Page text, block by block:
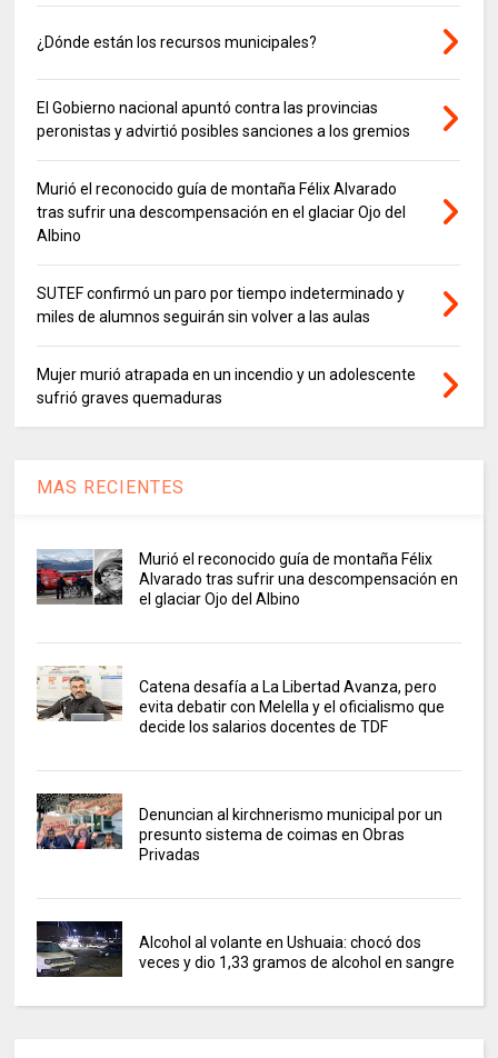
¿Dónde están los recursos municipales?
El Gobierno nacional apuntó contra las provincias
peronistas y advirtió posibles sanciones a los gremios
Murió el reconocido guía de montaña Félix Alvarado
tras sufrir una descompensación en el glaciar Ojo del
Albino
SUTEF confirmó un paro por tiempo indeterminado y
miles de alumnos seguirán sin volver a las aulas
Mujer murió atrapada en un incendio y un adolescente
sufrió graves quemaduras
MAS RECIENTES
Murió el reconocido guía de montaña Félix
Alvarado tras sufrir una descompensación en
el glaciar Ojo del Albino
Catena desafía a La Libertad Avanza, pero
evita debatir con Melella y el oficialismo que
decide los salarios docentes de TDF
Denuncian al kirchnerismo municipal por un
presunto sistema de coimas en Obras
Privadas
Alcohol al volante en Ushuaia: chocó dos
veces y dio 1,33 gramos de alcohol en sangre